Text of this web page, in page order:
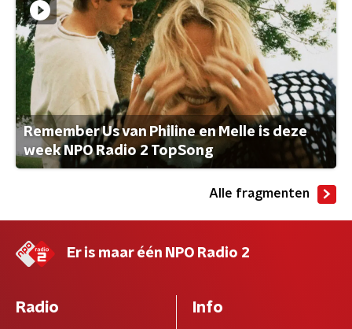
Remember Us van Philine en Melle is deze
week NPO Radio 2 TopSong
Alle fragmenten
Er is maar één NPO Radio 2
Radio Info